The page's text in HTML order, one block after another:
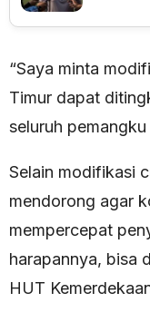
“Saya minta
Timur dapat
seluruh
Selain modifikasi
mendorong agar
mempercepat
harapannya, bisa
HUT